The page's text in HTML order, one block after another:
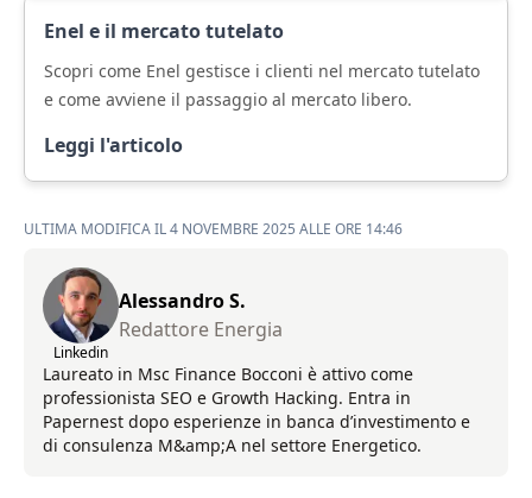
Enel e il mercato tutelato
Scopri come Enel gestisce i clienti nel mercato tutelato
e come avviene il passaggio al mercato libero.
Leggi l'articolo
ULTIMA MODIFICA IL 4 NOVEMBRE 2025 ALLE ORE 14:46
Linkedin
Alessandro S.
Redattore Energia
Laureato in Msc Finance Bocconi è attivo come
professionista SEO e Growth Hacking. Entra in
Papernest dopo esperienze in banca d’investimento e
di consulenza M&amp;A nel settore Energetico.